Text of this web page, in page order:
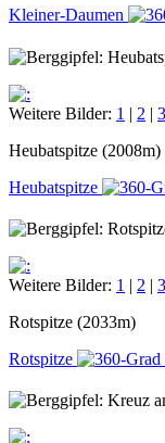
Kleiner-Daumen
Weitere Bilder: 1 | 2 | 3
Heubatspitze (2008m)
Heubatspitze
Weitere Bilder: 1 | 2 | 3
Rotspitze (2033m)
Rotspitze